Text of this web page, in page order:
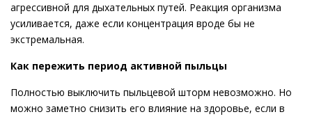
агрессивной для дыхательных путей. Реакция организма
усиливается, даже если концентрация вроде бы не
экстремальная.
Как пережить период активной пыльцы
Полностью выключить пыльцевой шторм невозможно. Но
можно заметно снизить его влияние на здоровье, если в